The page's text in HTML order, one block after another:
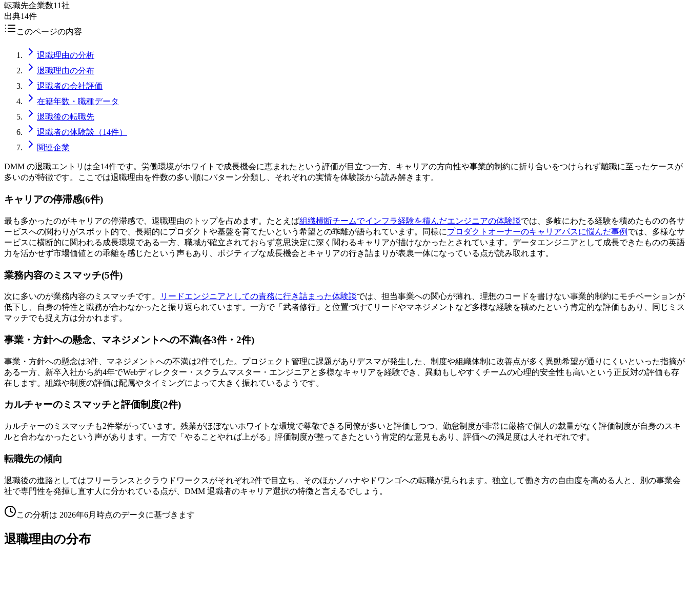
転職先企業数11社
出典14件
このページの内容
退職理由の分析
退職理由の分布
退職者の会社評価
在籍年数・職種データ
退職後の転職先
退職者の体験談（14件）
関連企業
DMM の退職エントリは全14件です。労働環境がホワイトで成長機会に恵まれたという評価が目立つ一方、キャリアの方向性や事業的制約に折り合いをつけられず離職に至ったケースが
多いのが特徴です。ここでは退職理由を件数の多い順にパターン分類し、それぞれの実情を体験談から読み解きます。
キャリアの停滞感(6件)
最も多かったのがキャリアの停滞感で、退職理由のトップを占めます。たとえば組織横断チームでインフラ経験を積んだエンジニアの体験談では、多岐にわたる経験を積めたものの各サ
ービスへの関わりがスポット的で、長期的にプロダクトや基盤を育てたいという希望との乖離が語られています。同様にプロダクトオーナーのキャリアパスに悩んだ事例 では、多様なサ
ービスに横断的に関われる成長環境である一方、職域が確立されておらず意思決定に深く関わるキャリアが描けなかったとされています。データエンジニアとして成長できたものの英語
力を活かせず市場価値との乖離を感じたという声もあり、ポジティブな成長機会とキャリアの行き詰まりが表裏一体になっている点が読み取れます。
業務内容のミスマッチ(5件)
次に多いのが業務内容のミスマッチです。 リードエンジニアとしての責務に行き詰まった体験談では、担当事業への関心が薄れ、理想のコードを書けない事業的制約にモチベーションが
低下し、自身の特性と職務が合わなかったと振り返られています。一方で「武者修行」と位置づけてリードやマネジメントなど多様な経験を積めたという肯定的な評価もあり、同じミス
マッチでも捉え方は分かれます。
事業・方針への懸念、マネジメントへの不満(各3件・2件)
事業・方針への懸念は3件、マネジメントへの不満は2件でした。プロジェクト管理に課題がありデスマが発生した、制度や組織体制に改善点が多く異動希望が通りにくいといった指摘が
ある一方、新卒入社から約4年でWebディレクター・スクラムマスター・エンジニアと多様なキャリアを経験でき、異動もしやすくチームの心理的安全性も高いという正反対の評価も存
在します。組織や制度の評価は配属やタイミングによって大きく振れているようです。
カルチャーのミスマッチと評価制度(2件)
カルチャーのミスマッチも2件挙がっています。残業がほぼないホワイトな環境で尊敬できる同僚が多いと評価しつつ、勤怠制度が非常に厳格で個人の裁量がなく評価制度が自身のスキ
ルと合わなかったという声があります。一方で「やることやれば上がる」評価制度が整ってきたという肯定的な意見もあり、評価への満足度は人それぞれです。
転職先の傾向
退職後の進路としてはフリーランスとクラウドワークスがそれぞれ2件で目立ち、そのほかノハナやドワンゴへの転職が見られます。独立して働き方の自由度を高める人と、別の事業会
社で専門性を発揮し直す人に分かれている点が、DMM 退職者のキャリア選択の特徴と言えるでしょう。
この分析は 2026年6月 時点のデータに基づきます
退職理由の分布